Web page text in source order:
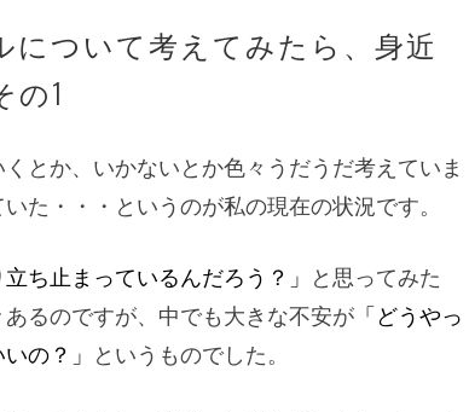
について考えてみたら、身近
の1
とか、いかないとか色々うだうだ考えていま
た・・・というのが私の現在の状況です。
ち止まっているんだろう？」
と思ってみた
るのですが、中でも大きな不安が 「どうやっ
の？」
というものでした。